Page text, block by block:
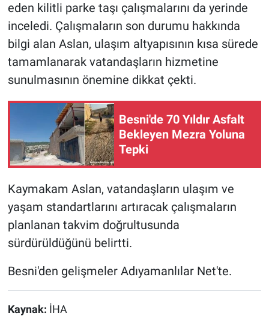
eden kilitli parke taşı çalışmalarını da yerinde
inceledi. Çalışmaların son durumu hakkında
bilgi alan Aslan, ulaşım altyapısının kısa sürede
tamamlanarak vatandaşların hizmetine
sunulmasının önemine dikkat çekti.
Besni'de 70 Yıldır Asfalt
Bekleyen Mezra Yoluna
Tepki
Kaymakam Aslan, vatandaşların ulaşım ve
yaşam standartlarını artıracak çalışmaların
planlanan takvim doğrultusunda
sürdürüldüğünü belirtti.
Besni'den gelişmeler Adıyamanlılar Net'te.
Kaynak: İHA